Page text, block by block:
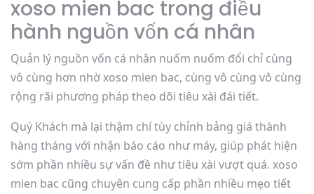
xoso mien bac trong điều
hành nguồn vốn cá nhân
Quản lý nguồn vốn cá nhân nuốm nuốm đổi chỉ cùng
vô cùng hơn nhờ xoso mien bac, cùng vô cùng vô cùng
rộng rãi phương pháp theo dõi tiêu xài đái tiết.
Quý Khách mà lại thậm chí tùy chỉnh bảng giá thành
hàng tháng với nhận báo cáo như máy, giúp phát hiện
sớm phần nhiều sự vấn đề như tiêu xài vượt quá. xoso
mien bac cũng chuyên cung cấp phần nhiều mẹo tiết